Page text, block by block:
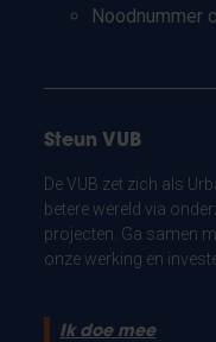
Noodnummer
Steun VUB
De VUB zet zich als
betere wereld via
projecten. Ga samen
onze werking en
Ik doe mee